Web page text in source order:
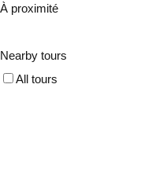
À proximité
Nearby tours
All tours